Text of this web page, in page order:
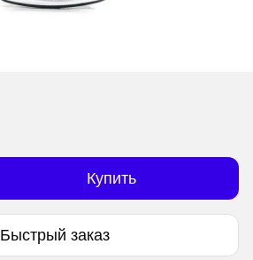
Купить
Быстрый заказ